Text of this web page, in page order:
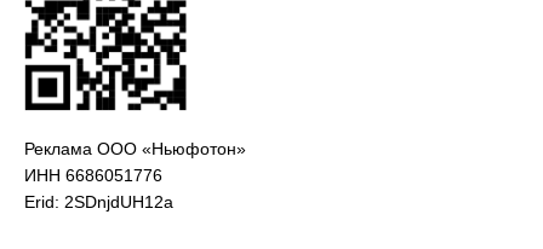
Реклама ООО «Ньюфотон»
ИНН 6686051776
Erid: 2SDnjdUH12a